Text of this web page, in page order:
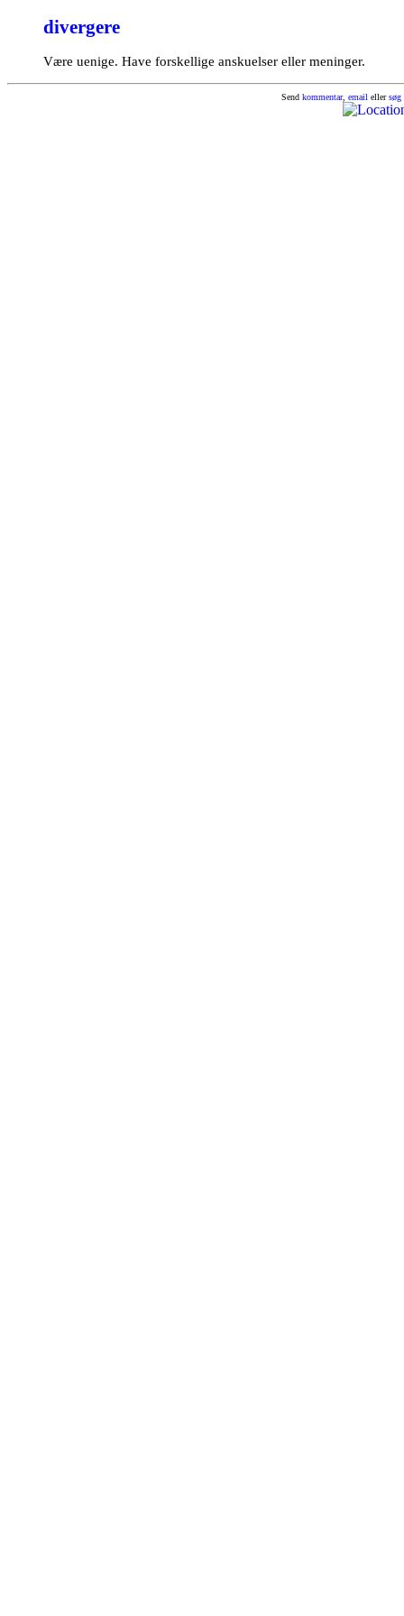
divergere
Være uenige. Have forskellige anskuelser eller meninger.
Send kommentar, email ellersøg